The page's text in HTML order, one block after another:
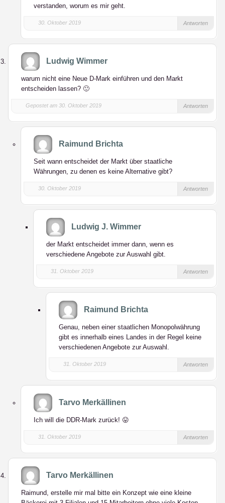
verstanden, worum es mir geht.
30. Oktober 2019 Antworten
Ludwig Wimmer
warum nicht eine Neue D-Mark einführen und den Markt
entscheiden lassen? 🙂
Gepostet am 30. Oktober 2019 Antworten
Raimund Brichta
Seit wann entscheidet der Markt über staatliche
Währungen, zu denen es keine Alternative gibt?
30. Oktober 2019 Antworten
Ludwig J. Wimmer
der Markt entscheidet immer dann, wenn es
verschiedene Angebote zur Auswahl gibt.
31. Oktober 2019 Antworten
Raimund Brichta
Genau, neben einer staatlichen Monopolwährung
gibt es innerhalb eines Landes in der Regel keine
verschiedenen Angebote zur Auswahl.
31. Oktober 2019 Antworten
Tarvo Merkällinen
Ich will die DDR-Mark zurück! 😛
31. Oktober 2019 Antworten
Tarvo Merkällinen
Raimund, erstelle mir mal bitte ein Konzept wie eine kleine